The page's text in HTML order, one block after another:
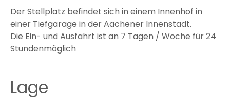
Der Stellplatz befindet sich in einem Innenhof in
einer Tiefgarage in der Aachener Innenstadt.
Die Ein- und Ausfahrt ist an 7 Tagen / Woche für 24
Stundenmöglich
Lage